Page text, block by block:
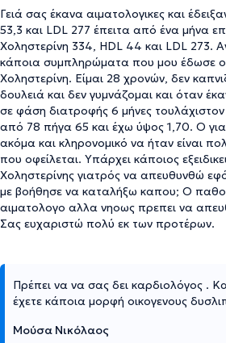
Γειά σας έκανα αιματολογικες και
53,3 και LDL 277 έπειτα από ένα μήνα
Χοληστερίνη 334, HDL 44 και LDL 273.
κάποια συμπληρώματα που μου έδωσε ο
Χοληστερίνη. Είμαι 28 χρονών, δεν
δουλειά και δεν γυμνάζομαι και όταν
σε φάση διατροφής 6 μήνες τουλάχιστον
από 78 πήγα 65 και έχω ύψος 1,70. Ο
ακόμα και κληρονομικό να ήταν είναι
που οφείλεται. Υπάρχει κάποιος
Χοληστερίνης γιατρός να απευθυνθώ
με βοήθησε να καταλήξω καπου; Ο
αιματολογο αλλα νηοως πρεπει να
Σας ευχαριστώ πολύ εκ των προτέρων.
Πρέπει να να σας δει καρδιολόγος .
έχετε κάποια μορφή οικογενους
Μούσα Νικόλαος